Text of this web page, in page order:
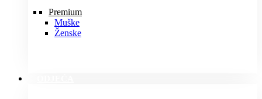
Premium
Muške
Ženske